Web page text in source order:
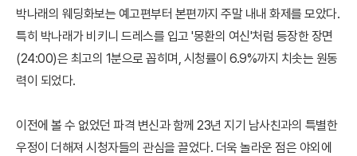
박나래의 웨딩화보는 예고편부터 본편까지 주말 내내 화제를 모았다.
특히 박나래가 비키니 드레스를 입고 '몽환의 여신'처럼 등장한 장면
(24:00)은 최고의 1분으로 꼽히며, 시청률이 6.9%까지 치솟는 원동
력이 되었다.
이전에 볼 수 없었던 파격 변신과 함께 23년 지기 남사친과의 특별한
우정이 더해져 시청자들의 관심을 끌었다. 더욱 놀라운 점은 야외에